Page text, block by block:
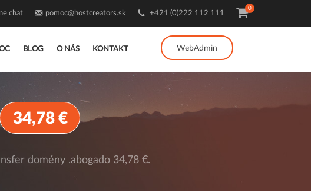
BLOG O NÁS KONTAKT WebAdmin
chat pomoc@hostcreators.sk +421 (0)222 112 111
0
34,78 €
domény .abogado 34,78 €.